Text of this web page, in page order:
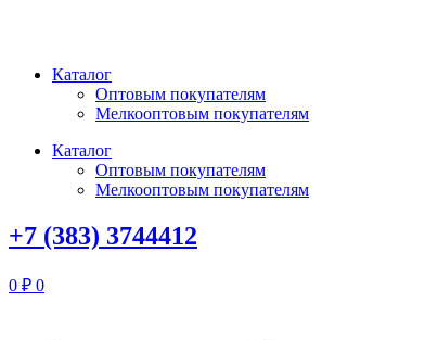
Каталог
Оптовым покупателям
Мелкооптовым покупателям
Каталог
Оптовым покупателям
Мелкооптовым покупателям
+7 (383) 3744412
0 ₽ 0